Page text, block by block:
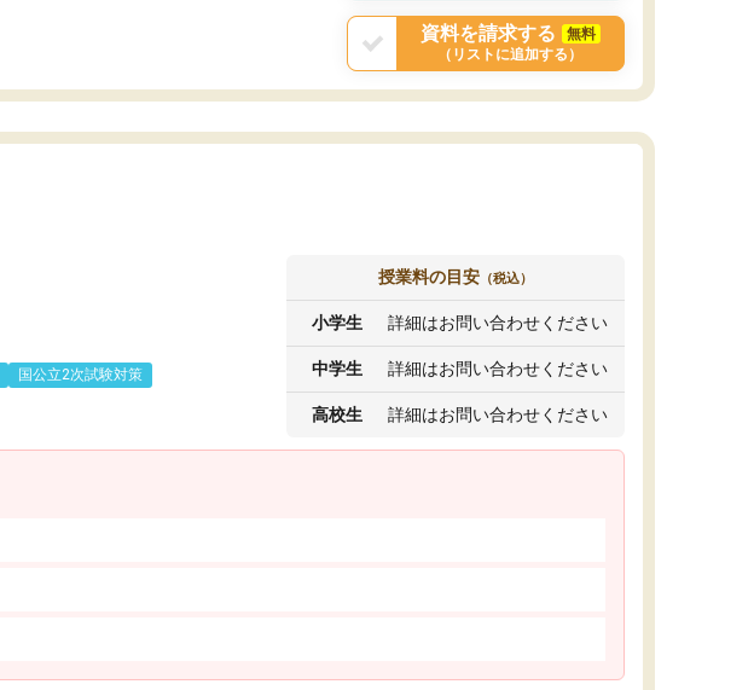
資料を請求する
無料
（リストに追加する）
国公立2次試験対策
授業料の目安 （税込）
小学生 詳細はお問い合わせください
中学生 詳細はお問い合わせください
高校生 詳細はお問い合わせください